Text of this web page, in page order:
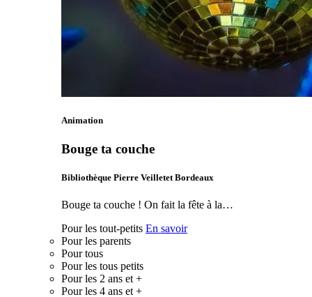
Animation
Bouge ta couche
Bibliothèque Pierre Veilletet Bordeaux
Bouge ta couche ! On fait la fête à la…
Pour les tout-petits En savoir
Pour les parents
Pour tous
Pour les tous petits
Pour les 2 ans et +
Pour les 4 ans et +